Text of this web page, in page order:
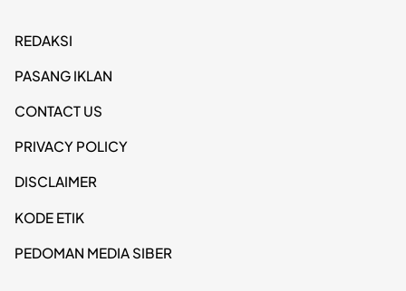
REDAKSI
PASANG IKLAN
CONTACT US
PRIVACY POLICY
DISCLAIMER
KODE ETIK
PEDOMAN MEDIA SIBER